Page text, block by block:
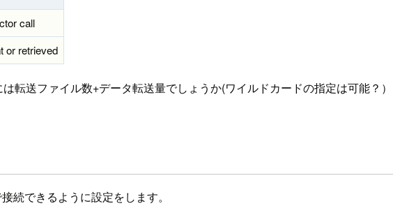
call
or retrieved
転送ファイル数+データ転送量でしょうか(ワイルドカードの指定は可能？）
続できるように設定をします。